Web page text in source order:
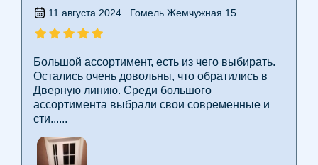
11 августа 2024 Гомель Жемчужная 15
Большой ассортимент, есть из чего выбирать.
Остались очень довольны, что обратились в
Дверную линию. Среди большого
ассортимента выбрали свои современные и
сти......